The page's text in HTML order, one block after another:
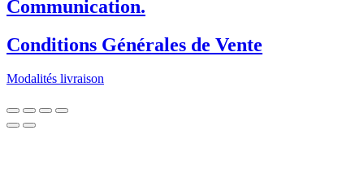
Communication.
Conditions Générales de Vente
Modalités livraison